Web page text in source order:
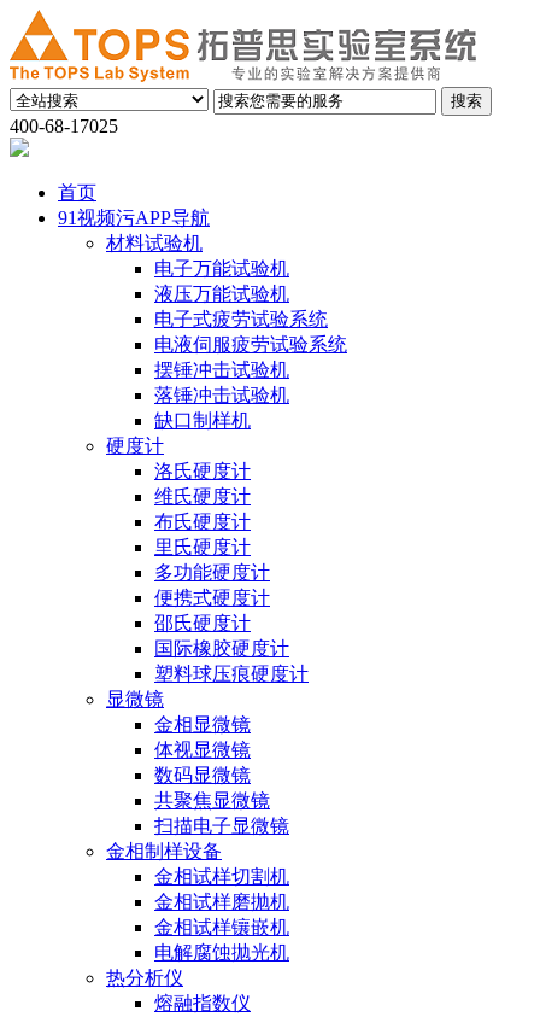
400-68-17025
首页
91视频污APP导航
材料试验机
电子万能试验机
液压万能试验机
电子式疲劳试验系统
电液伺服疲劳试验系统
摆锤冲击试验机
落锤冲击试验机
缺口制样机
硬度计
洛氏硬度计
维氏硬度计
布氏硬度计
里氏硬度计
多功能硬度计
便携式硬度计
邵氏硬度计
国际橡胶硬度计
塑料球压痕硬度计
显微镜
金相显微镜
体视显微镜
数码显微镜
共聚焦显微镜
扫描电子显微镜
金相制样设备
金相试样切割机
金相试样磨抛机
金相试样镶嵌机
电解腐蚀抛光机
热分析仪
熔融指数仪